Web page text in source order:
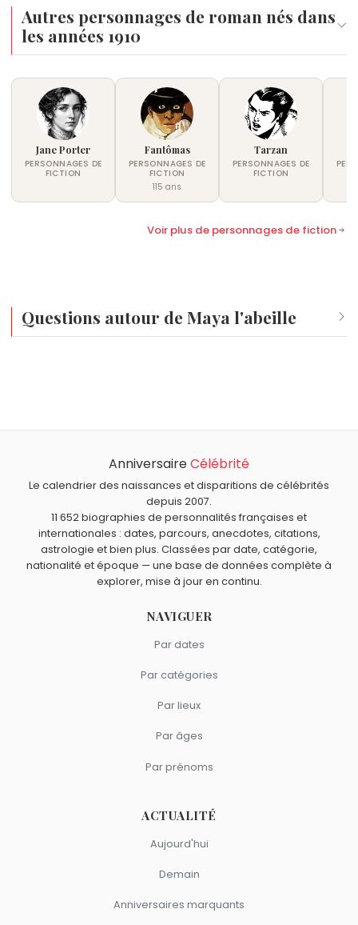
Autres personnages de roman nés dans
les années 1910
Jane Porter
PERSONNAGES DE
FICTION
Fantômas
PERSONNAGES DE
FICTION
115 ans
Tarzan
PERSONNAGES DE
FICTION
Voir plus de personnages de fiction
Questions autour de Maya l'abeille
AnniversaireCélébrité
Le calendrier des naissances et disparitions de célébrités
depuis 2007.
11 652 biographies de personnalités françaises et
internationales : dates, parcours, anecdotes, citations,
astrologie et bien plus. Classées par date, catégorie,
nationalité et époque — une base de données complète à
explorer, mise à jour en continu.
NAVIGUER
Par dates
Par catégories
Par lieux
Par âges
Par prénoms
ACTUALITÉ
Aujourd'hui
Demain
Anniversaires marquants